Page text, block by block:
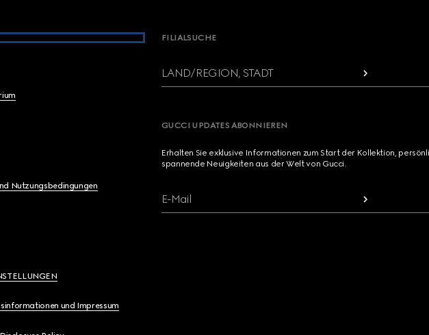
Nutzungsbedingungen
und Impressum
FILIALSUCHE
LAND/REGION, STADT
GUCCI UPDATES ABONNIEREN
Erhalten Sie exklusive Informationen zum Start der Kollektion,
spannende Neuigkeiten aus der Welt von Gucci.
E-Mail